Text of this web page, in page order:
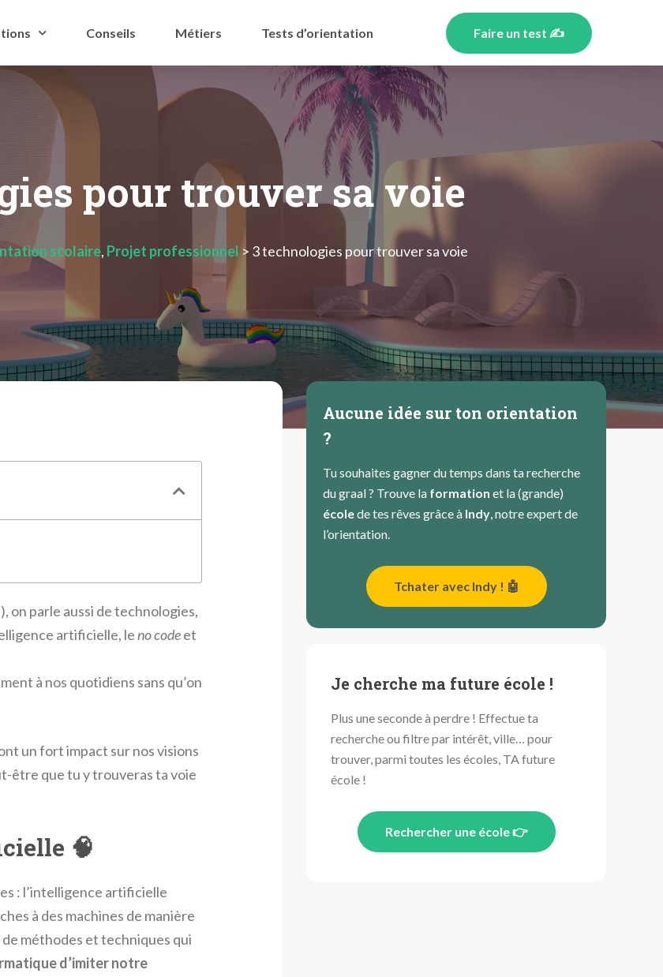
Conseils Métiers Tests d’orientation Faire un test ✍️
pour trouver sa voie
scolaire, Projet professionnel > 3 technologies pour trouver sa voie
on parle aussi de technologies,
artificielle, leno codeet
à nos quotidiens sans qu’on
un fort impact sur nos visions
être que tu y trouveras ta voie
🧠
: l’intelligence artificielle
à des machines de manière
méthodes et techniques qui
d’imiter notre
Aucune idée sur ton orientation
?
Tu souhaites gagner du temps dans ta recherche
du graal ? Trouve la formation et la (grande)
écolede tes rêves grâce à Indy, notre expert de
l’orientation.
Tchater avec Indy ! 🤖
Je cherche ma future école !
Plus une seconde à perdre ! Effectue ta
recherche ou filtre par intérêt, ville… pour
trouver, parmi toutes les écoles, TA future
école !
Rechercher une école 👉